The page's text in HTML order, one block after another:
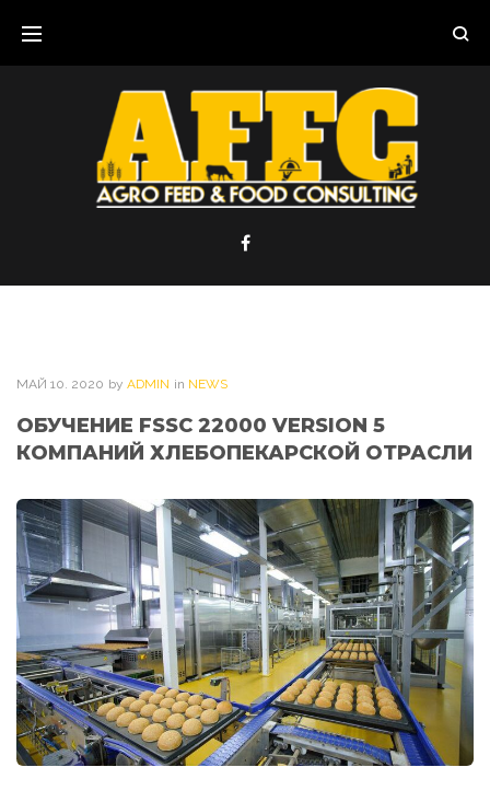
content
МАЙ 10. 2020 by ADMIN in NEWS
ОБУЧЕНИЕ FSSC 22000 VERSION 5
КОМПАНИЙ ХЛЕБОПЕКАРСКОЙ ОТРАСЛИ